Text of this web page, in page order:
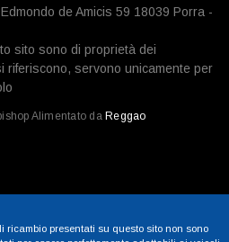
de Amicis 59 18039 Porra -
sito sono di proprietà dei
riferiscono, servono unicamente per
Alimentato da Reggao
ricambio presentati su questo sito non sono